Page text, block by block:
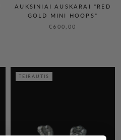
AUKSINIAI AUSKARAI "RED
GOLD MINI HOOPS"
€600,00
TEIRAUTIS